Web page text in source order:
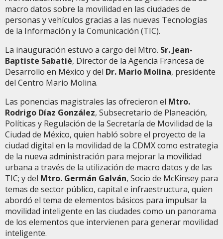
macro datos sobre la movilidad en las ciudades de
personas y vehículos gracias a las nuevas Tecnologías
de la Información y la Comunicación (TIC).
La inauguración estuvo a cargo del Mtro. Sr. Jean-
Baptiste Sabatié, Director de la Agencia Francesa de
Desarrollo en México y del Dr. Mario Molina, presidente
del Centro Mario Molina.
Las ponencias magistrales las ofrecieron el Mtro.
Rodrigo Díaz González, Subsecretario de Planeación,
Políticas y Regulación de la Secretaría de Movilidad de la
Ciudad de México, quien habló sobre el proyecto de la
ciudad digital en la movilidad de la CDMX como estrategia
de la nueva administración para mejorar la movilidad
urbana a través de la utilización de macro datos y de las
TIC; y del Mtro. Germán Galván, Socio de McKinsey para
temas de sector público, capital e infraestructura, quien
abordó el tema de elementos básicos para impulsar la
movilidad inteligente en las ciudades como un panorama
de los elementos que intervienen para generar movilidad
inteligente.